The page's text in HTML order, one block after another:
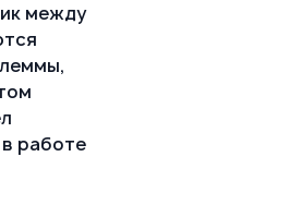
между
работе